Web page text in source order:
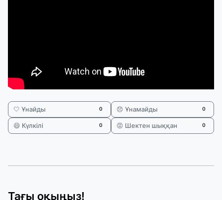
🤍 Ұнайды 0 😞 Ұнамайды 0
😄 Күлкілі 0 😡 Шектен шыққан 0
Тағы оқыңыз!